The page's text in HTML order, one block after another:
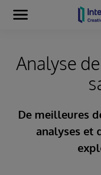
Skip to content
Menu
Analyse
De meilleures
analyses et